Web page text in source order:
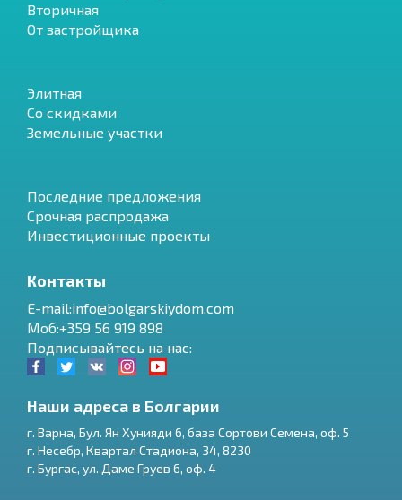
Вторичная
От застройщика
Элитная
Со скидками
Земельные участки
Последние предложения
Срочная распродажа
Инвестиционные проекты
Контакты
E-mail:info@bolgarskiydom.com
Моб:+359 56 919 898
Подписывайтесь на нас:
Наши адреса в Болгарии
г. Варна, Бул. Ян Хунияди 6, база Сортови Семена, оф. 5
г. Несебр, Квартал Стадиона, 34, 8230
г. Бургас, ул. Даме Груев 6, оф. 4